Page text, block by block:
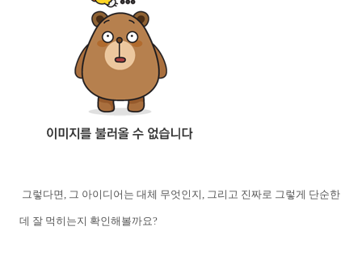
그렇다면, 그 아이디어는 대체 무엇인지, 그리고 진짜로 그렇게 단순한
데 잘 먹히는지 확인해볼까요?